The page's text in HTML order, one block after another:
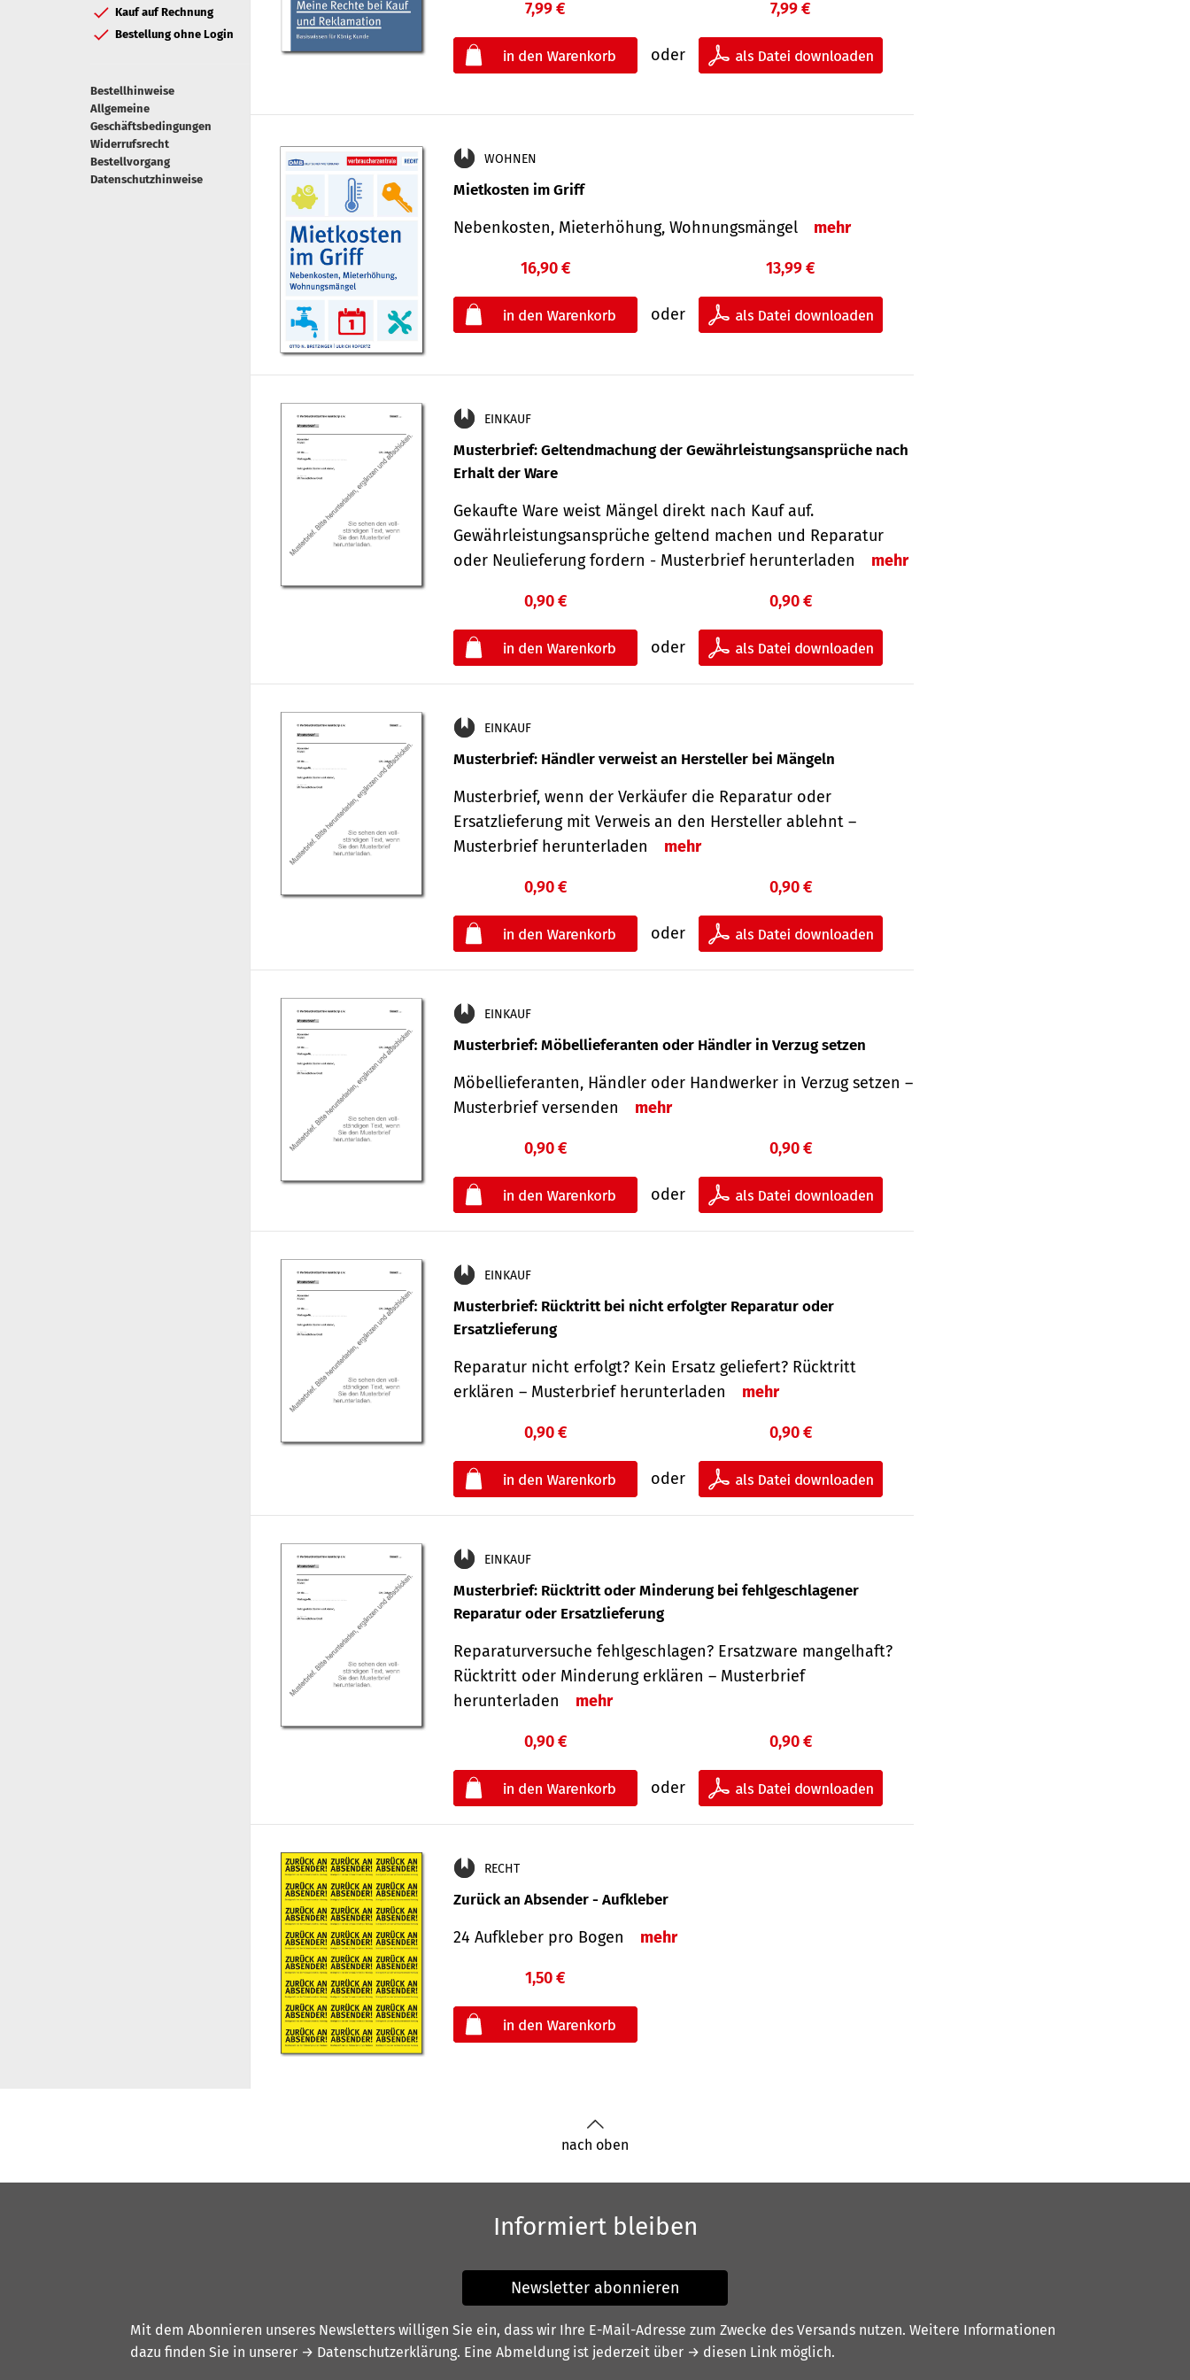
Kauf auf Rechnung
Bestellung ohne Login
Bestellhinweise
Allgemeine
Geschäftsbedingungen
Widerrufsrecht
Bestellvorgang
Datenschutzhinweise
7,99 €
oder
7,99 €
WOHNEN
Mietkosten im Griff
Nebenkosten, Mieterhöhung, Wohnungsmängel mehr
16,90 €
oder
13,99 €
EINKAUF
Musterbrief: Geltendmachung der Gewährleistungsansprüche nach
Erhalt der Ware
Gekaufte Ware weist Mängel direkt nach Kauf auf.
Gewährleistungsansprüche geltend machen und Reparatur
oder Neulieferung fordern - Musterbrief herunterladen
mehr
0,90 €
oder
0,90 €
EINKAUF
Musterbrief: Händler verweist an Hersteller bei Mängeln
Musterbrief, wenn der Verkäufer die Reparatur oder
Ersatzlieferung mit Verweis an den Hersteller ablehnt –
Musterbrief herunterladen
mehr
0,90 €
oder
0,90 €
EINKAUF
Musterbrief: Möbellieferanten oder Händler in Verzug setzen
Möbellieferanten, Händler oder Handwerker in Verzug setzen –
Musterbrief versenden
mehr
0,90 €
oder
0,90 €
EINKAUF
Musterbrief: Rücktritt bei nicht erfolgter Reparatur oder
Ersatzlieferung
Reparatur nicht erfolgt? Kein Ersatz geliefert? Rücktritt
erklären – Musterbrief herunterladen
mehr
0,90 €
oder
0,90 €
EINKAUF
Musterbrief: Rücktritt oder Minderung bei fehlgeschlagener
Reparatur oder Ersatzlieferung
Reparaturversuche fehlgeschlagen? Ersatzware mangelhaft?
Rücktritt oder Minderung erklären – Musterbrief
herunterladen
mehr
0,90 €
oder
0,90 €
RECHT
Zurück an Absender - Aufkleber
24 Aufkleber pro Bogen mehr
1,50 €
nach oben
Informiert bleiben
Newsletter abonnieren
Mit dem Abonnieren unseres Newsletters willigen Sie ein, dass wir Ihre E-Mail-Adresse zum Zwecke des Versands nutzen. Weitere Informationen
dazu finden Sie in unserer → Datenschutzerklärung. Eine Abmeldung ist jederzeit über → diesen Link möglich.